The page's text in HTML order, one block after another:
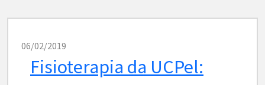
06/02/2019
Fisioterapia da UCPel: